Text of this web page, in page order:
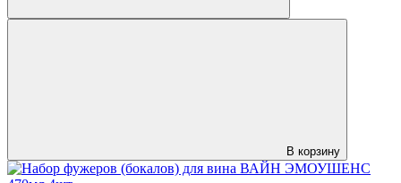
В корзину